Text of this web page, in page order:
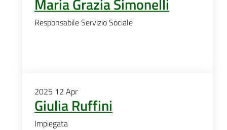
Responsabile Servizio Sociale
2025 12 Apr
Giulia Ruffini
Impiegata